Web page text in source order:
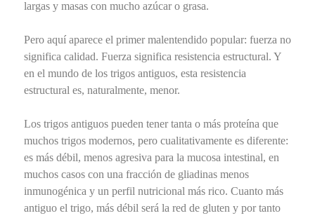
largas y masas con mucho azúcar o grasa.
Pero aquí aparece el primer malentendido popular: fuerza no
significa calidad. Fuerza significa resistencia estructural. Y
en el mundo de los trigos antiguos, esta resistencia
estructural es, naturalmente, menor.
Los trigos antiguos pueden tener tanta o más proteína que
muchos trigos modernos, pero cualitativamente es diferente:
es más débil, menos agresiva para la mucosa intestinal, en
muchos casos con una fracción de gliadinas menos
inmunogénica y un perfil nutricional más rico. Cuanto más
antiguo el trigo, más débil será la red de gluten y por tanto